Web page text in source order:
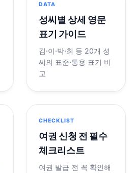
DATA
성씨별 상세 영문
표기 가이드
김·이·박·최 등 20개 성
씨의 표준·통용 표기 비
교
CHECKLIST
여권 신청 전 필수
체크리스트
여권 발급 전 꼭 확인해